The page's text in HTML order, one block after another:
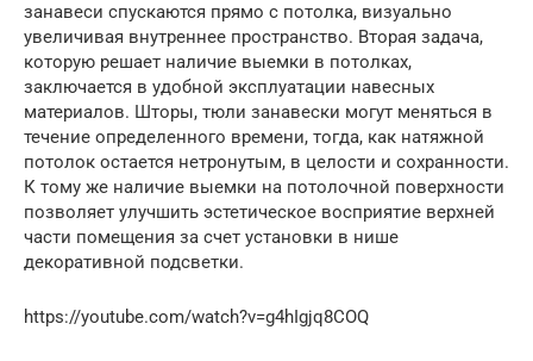
занавеси спускаются прямо с потолка, визуально
увеличивая внутреннее пространство. Вторая задача,
которую решает наличие выемки в потолках,
заключается в удобной эксплуатации навесных
материалов. Шторы, тюли занавески могут меняться в
течение определенного времени, тогда, как натяжной
потолок остается нетронутым, в целости и сохранности.
К тому же наличие выемки на потолочной поверхности
позволяет улучшить эстетическое восприятие верхней
части помещения за счет установки в нише
декоративной подсветки.
https://youtube.com/watch?v=g4hIgjq8COQ